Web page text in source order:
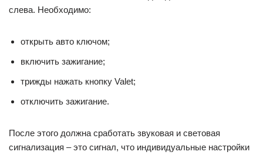
слева. Необходимо:
открыть авто ключом;
включить зажигание;
трижды нажать кнопку Valet;
отключить зажигание.
После этого должна сработать звуковая и световая
сигнализация – это сигнал, что индивидуальные настройки